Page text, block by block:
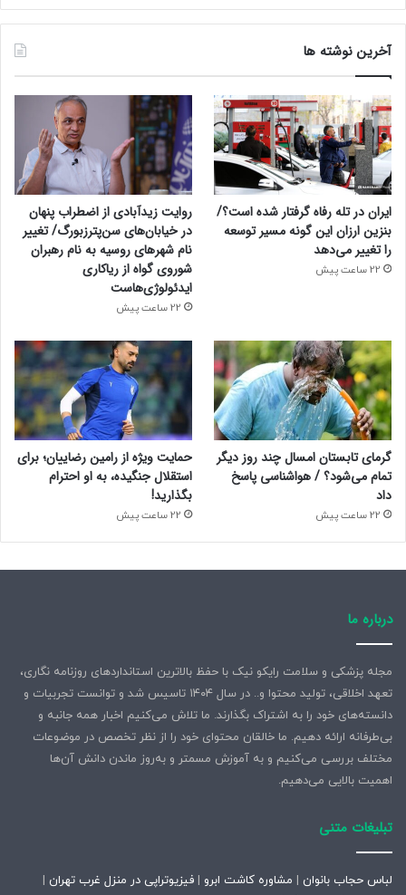
آخرین نوشته ها
ایران در تله رفاه گرفتار شده است؟/
بنزین ارزان این گونه مسیر توسعه
را تغییر می‌دهد
22 ساعت پیش
روایت زیدآبادی از اضطراب پنهان
در خیابان‌های سن‌پترزبورگ/ تغییر
نام شهرهای روسیه به نام رهبران
شوروی گواه از ریاکاری
ایدئولوژی‌هاست
22 ساعت پیش
گرمای تابستان امسال چند روز دیگر
تمام می‌شود؟ / هواشناسی پاسخ
داد
22 ساعت پیش
حمایت ویژه از رامین رضاییان؛ برای
استقلال جنگیده، به او احترام
بگذارید!
22 ساعت پیش
درباره ما
مجله پزشکی و سلامت رایکو نیک با حفظ بالاترین استانداردهای روزنامه نگاری،
تعهد اخلاقی، تولید محتوا و.. در سال ۱۴۰۴ تاسیس شد و توانست تجربیات و
دانسته‌های خود را به اشتراک بگذارند. ما تلاش می‌کنیم اخبار همه جانبه و
بی‌طرفانه ارائه دهیم. ما خالقان محتوای خود را از نظر تخصص در موضوعات
مختلف بررسی می‌کنیم و به آموزش مسمتر و به‌روز ماندن دانش آن‌ها
اهمیت بالایی می‌دهیم.
تبلیغات متنی
لباس حجاب بانوان | مشاوره کاشت ابرو | فیزیوتراپی در منزل غرب تهران |